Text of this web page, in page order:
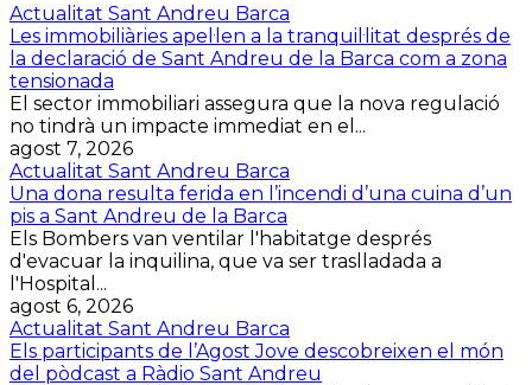
Actualitat Sant Andreu Barca
Les immobiliàries apel·len a la tranquil·litat després de
la declaració de Sant Andreu de la Barca com a zona
tensionada
El sector immobiliari assegura que la nova regulació
no tindrà un impacte immediat en el...
agost 7, 2026
Actualitat Sant Andreu Barca
Una dona resulta ferida en l’incendi d’una cuina d’un
pis a Sant Andreu de la Barca
Els Bombers van ventilar l'habitatge després
d'evacuar la inquilina, que va ser traslladada a
l'Hospital...
agost 6, 2026
Actualitat Sant Andreu Barca
Els participants de l’Agost Jove descobreixen el món
del pòdcast a Ràdio Sant Andreu